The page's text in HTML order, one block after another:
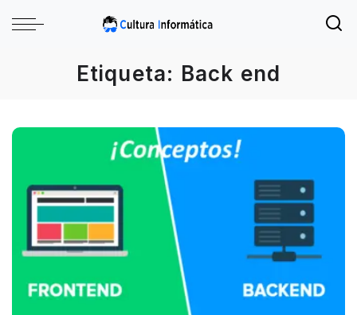
Etiqueta: Back end